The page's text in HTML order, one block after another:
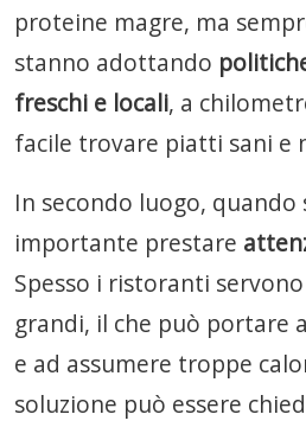
proteine magre, ma
stanno adottando
freschi e locali, a
facile trovare piatti sani e
In secondo luogo,
importante prestare
Spesso i ristoranti
grandi, il che può portare
e ad assumere troppe
soluzione può essere